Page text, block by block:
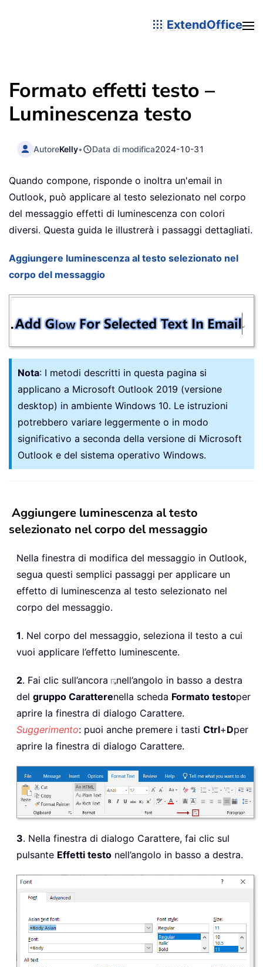
ExtendOffice
Formato effetti testo –
Luminescenza testo
AutoreKelly• Data di modifica2024-10-31
Quando compone, risponde o inoltra un'email in
Outlook, può applicare al testo selezionato nel corpo
del messaggio effetti di luminescenza con colori
diversi. Questa guida le illustrerà i passaggi dettagliati.
Aggiungere luminescenza al testo selezionato nel
corpo del messaggio
Nota: I metodi descritti in questa pagina si
applicano a Microsoft Outlook 2019 (versione
desktop) in ambiente Windows 10. Le istruzioni
potrebbero variare leggermente o in modo
significativo a seconda della versione di Microsoft
Outlook e del sistema operativo Windows.
Aggiungere luminescenza al testo
selezionato nel corpo del messaggio
Nella finestra di modifica del messaggio in Outlook,
segua questi semplici passaggi per applicare un
effetto di luminescenza al testo selezionato nel
corpo del messaggio.
1. Nel corpo del messaggio, seleziona il testo a cui
vuoi applicare l’effetto luminescente.
2. Fai clic sull’ancora
nell’angolo in basso a destra
del gruppo Caratterenella scheda Formato testoper
aprire la finestra di dialogo Carattere.
Suggerimento: puoi anche premere i tasti Ctrl+Dper
aprire la finestra di dialogo Carattere.
3. Nella finestra di dialogo Carattere, fai clic sul
pulsante Effetti testo nell’angolo in basso a destra.